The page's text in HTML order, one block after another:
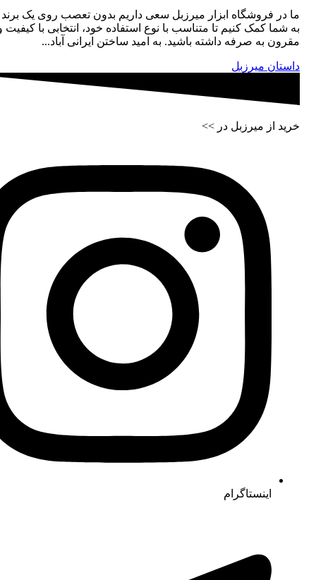
ما در فروشگاه ابزار میرزبل سعی داریم بدون تعصب روی یک
به شما کمک کنیم تا متناسب با نوع استفاده خود، انتخابی با کیفیت
مقرون به صرفه داشته باشید. به امید ساختن ایرانی آباد...
داستان میرزبل
خرید از میرزبل در >>
اینستاگرام